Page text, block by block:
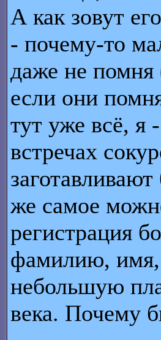
А как зовут
- почему-то
даже не
если они
тут уже всё,
встречах
же самое
регистрация
фамилию, имя,
небольшую
века. Почему